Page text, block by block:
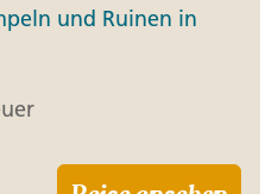
und Ruinen in